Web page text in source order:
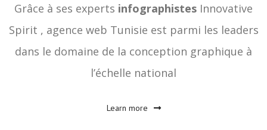
Grâce à ses experts infographistes Innovative
Spirit , agence web Tunisie est parmi les leaders
dans le domaine de la conception graphique à
l’échelle national
Learn more